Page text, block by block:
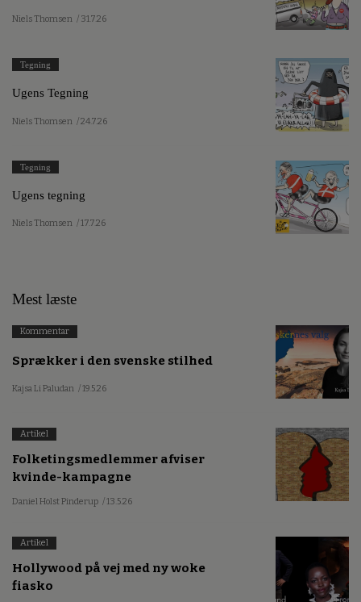
Niels Thomsen / 31.7.26
Tegning
Ugens Tegning
Niels Thomsen / 24.7.26
Tegning
Ugens tegning
Niels Thomsen / 17.7.26
Mest læste
Kommentar
Sprækker i den svenske stilhed
Kajsa Li Paludan / 19.5.26
Artikel
Folketingsmedlemmer afviser
kvinde-kampagne
Daniel Holst Pinderup / 13.5.26
Artikel
Hollywood på vej med ny woke
fiasko